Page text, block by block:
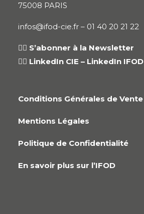
75008 PARIS
infos@ifod-cie.fr – 01 40 20 21 22
👉🏻 S’abonner à la Newsletter
👉🏻 LinkedIn CIE – LinkedIn IFOD
Conditions Générales de Vente
Mentions Légales
Politique de Confidentialité
En savoir plus sur l’IFOD